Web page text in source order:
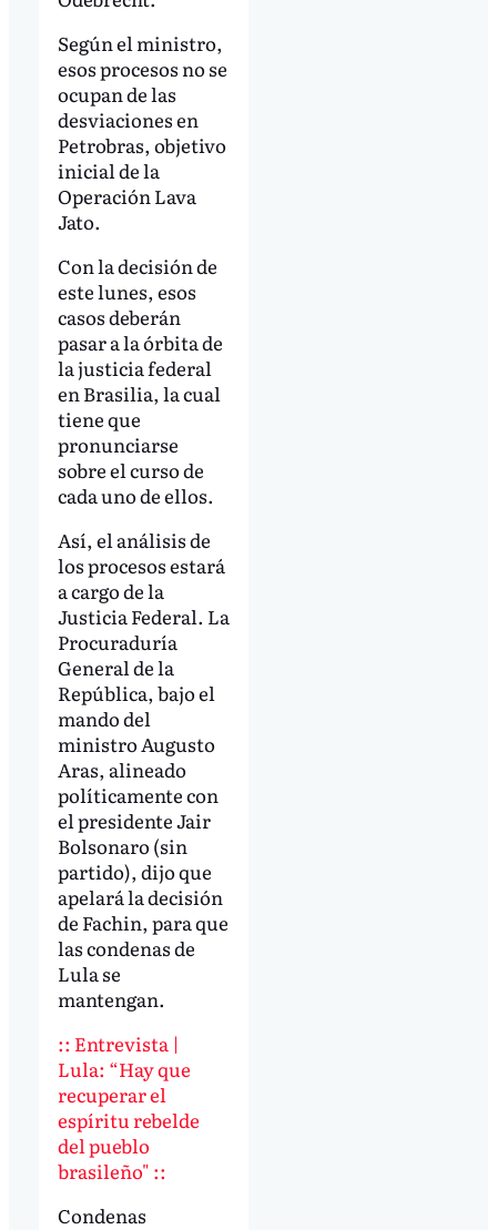
Según el ministro,
esos procesos no se
ocupan de las
desviaciones en
Petrobras, objetivo
inicial de la
Operación Lava
Jato.
Con la decisión de
este lunes, esos
casos deberán
pasar a la órbita de
la justicia federal
en Brasilia, la cual
tiene que
pronunciarse
sobre el curso de
cada uno de ellos.
Así, el análisis de
los procesos estará
a cargo de la
Justicia Federal. La
Procuraduría
General de la
República, bajo el
mando del
ministro Augusto
Aras, alineado
políticamente con
el presidente Jair
Bolsonaro (sin
partido), dijo que
apelará la decisión
de Fachin, para que
las condenas de
Lula se
mantengan.
:: Entrevista |
Lula: “Hay que
recuperar el
espíritu rebelde
del pueblo
brasileño" ::
Condenas